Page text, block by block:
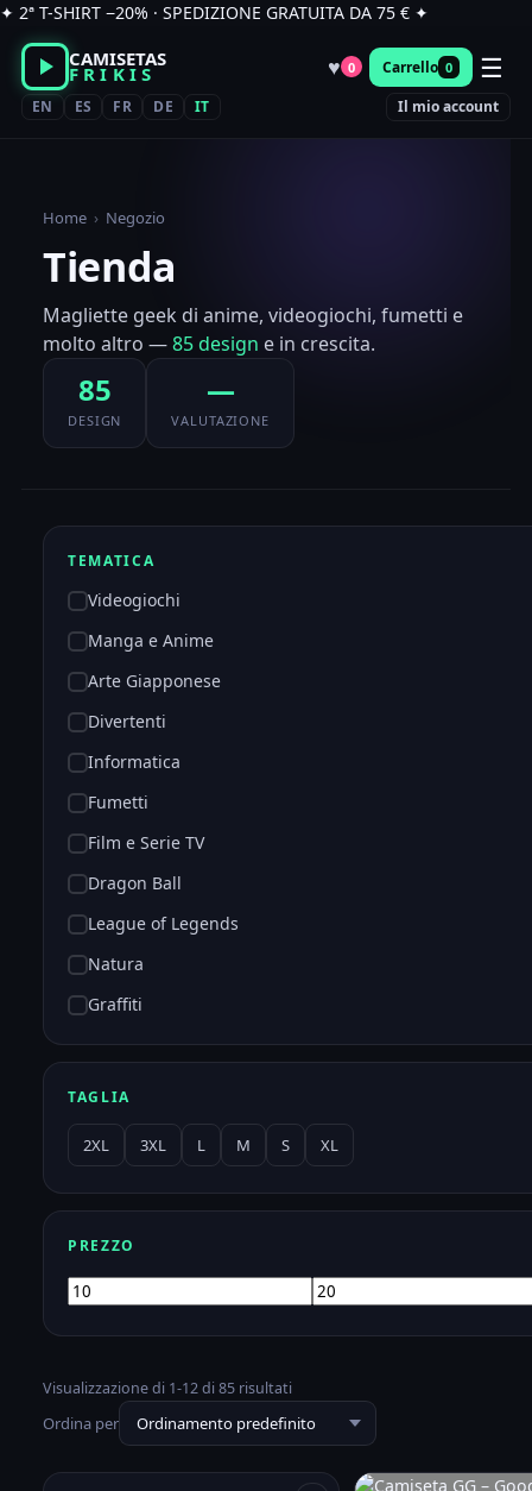
Vai
contenuto
✦ 2ª T-SHIRT −20% · SPEDIZIONE GRATUITA DA 75 € ✦
CAMISETAS
FRIKIS ♥ 0 Carrello 0 ☰
EN ES FR DE IT Il mio account
Home › Negozio
Tienda
Magliette geek di anime, videogiochi, fumetti e
molto altro —85 design e in crescita.
85
DESIGN
—
VALUTAZIONE
TEMATICA
Videogiochi
Manga e Anime
Arte Giapponese
Divertenti
Informatica
Fumetti
Film e Serie TV
Dragon Ball
League of Legends
Natura
Graffiti
TAGLIA
2XL 3XL L M S XL
PREZZO
Prezzo
Prezzo
Visualizzazione di 1-12 di 85 risultati
Ordina per